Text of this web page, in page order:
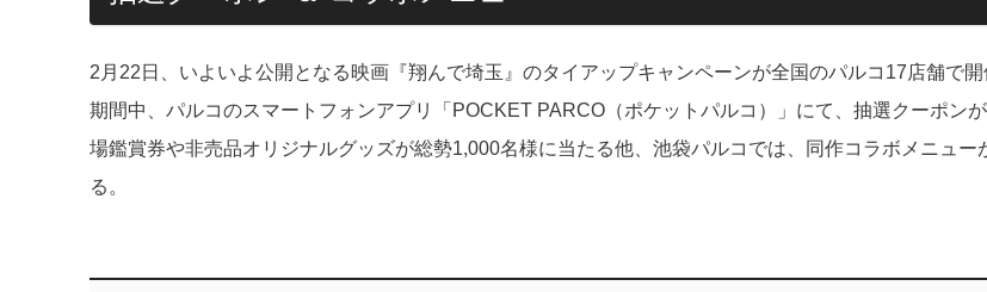
2月22日、いよいよ公開となる映画『翔んで埼玉』のタイアップキャンペーンが全国のパルコ17店舗で開
期間中、パルコのスマートフォンアプリ「POCKET PARCO（ポケットパルコ）」にて、抽選クーポン
場鑑賞券や非売品オリジナルグッズが総勢1,000名様に当たる他、池袋パルコでは、同作コラボメニュー
る。